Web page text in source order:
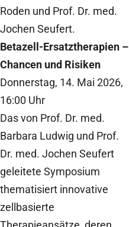
Roden und Prof. Dr. med.
Jochen Seufert.
Betazell-Ersatztherapien –
Chancen und Risiken
Donnerstag, 14. Mai 2026,
16:00 Uhr
Das von Prof. Dr. med.
Barbara Ludwig und Prof.
Dr. med. Jochen Seufert
geleitete Symposium
thematisiert innovative
zellbasierte